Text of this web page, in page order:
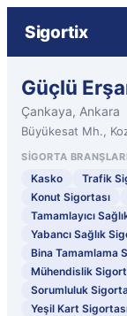
Sigortix
Güçlü
Çankaya, Ankara
Büyükesat Mh.,
SIGORTA
Kasko Trafik
Konut Sigortası
Tamamlayıcı
Yabancı Sağlık
Bina Tamamlama
Mühendislik
Sorumluluk
Yeşil Kart